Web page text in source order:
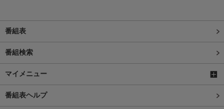
番組表
番組検索
マイメニュー
番組表ヘルプ